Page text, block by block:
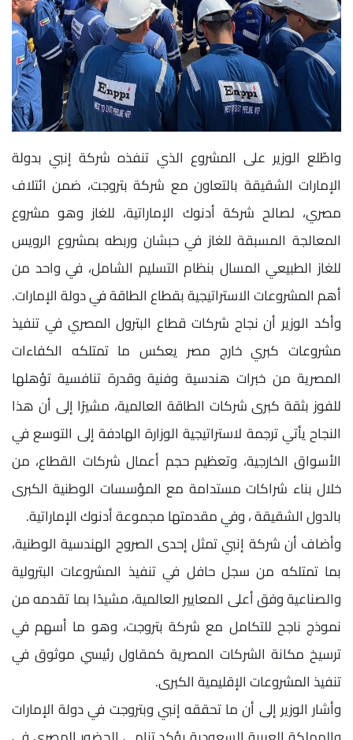
واطّلع الوزير على المشروع الذي تنفذه شركة إنبي بدولة
الإمارات الشقيقة بالتعاون مع شركة بتروجت، ضمن ائتلاف
مصري، لصالح شركة أدنوك الإماراتية، للغاز وهو مشروع
المعالجة المسبقة للغاز في حبشان وربطه بمشروع الرويس
للغاز الطبيعي المسال بنظام التسليم الشامل، في واحد من
أهم المشروعات الاستراتيجية بقطاع الطاقة في دولة الإمارات.
وأكد الوزير أن نجاح شركات قطاع البترول المصري في تنفيذ
مشروعات كبري خارج مصر يعكس ما تمتلكه الكفاءات
المصرية من خبرات هندسية وفنية وقدرة تنافسية تؤهلها
للفوز بثقة كبرى شركات الطاقة العالمية، مشيرًا إلى أن هذا
النجاح يأتي ترجمة لاستراتيجية الوزارة الهادفة إلى التوسع في
الأسواق الخارجية، وتعظيم حجم أعمال شركات القطاع، من
خلال بناء شراكات مستدامة مع المؤسسات الوطنية الكبرى
بالدول الشقيقة ، وفي مقدمتها مجموعة أدنوك الإماراتية.
وأضاف أن شركة إنبي تمثل إحدى الصروح الهندسية الوطنية،
بما تمتلكه من سجل حافل في تنفيذ المشروعات البترولية
والصناعية وفق أعلى المعايير العالمية، مشيدًا بما تقدمه من
نموذج ناجح للتكامل مع شركة بتروجت، وهو ما أسهم في
ترسيخ مكانة الشركات المصرية كمقاول رئيسي موثوق في
تنفيذ المشروعات الإقليمية الكبرى.
وأشار الوزير إلى أن ما تحققه إنبي وبتروجت في دولة الإمارات